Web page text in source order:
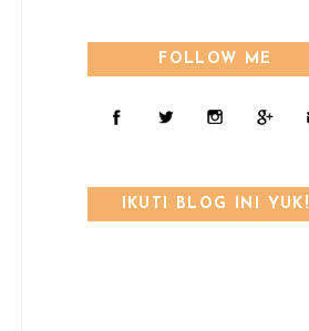
FOLLOW ME
IKUTI BLOG INI YUK!